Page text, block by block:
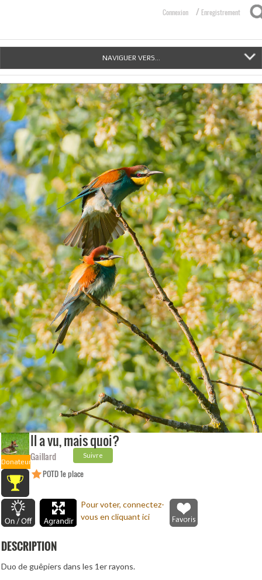
Connexion / Enregistrement
NAVIGUER VERS...
Donateur
Il a vu, mais quoi?
Gaillard Suivre
POTD 1e place
Pour voter, connectez-
vous en cliquant ici
DESCRIPTION
Duo de guêpiers dans les 1er rayons.